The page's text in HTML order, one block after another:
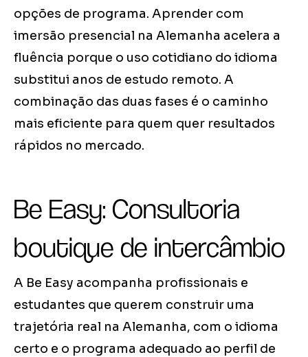
opções de programa. Aprender com
imersão presencial na Alemanha acelera a
fluência porque o uso cotidiano do idioma
substitui anos de estudo remoto. A
combinação das duas fases é o caminho
mais eficiente para quem quer resultados
rápidos no mercado.
Be Easy: Consultoria
boutique de intercâmbio
A Be Easy acompanha profissionais e
estudantes que querem construir uma
trajetória real na Alemanha, com o idioma
certo e o programa adequado ao perfil de